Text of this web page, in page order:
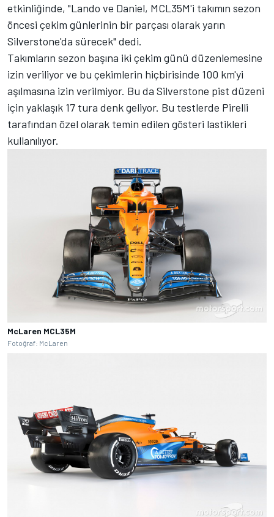
etkinliğinde, "Lando ve Daniel, MCL35M'i takımın sezon
öncesi çekim günlerinin bir parçası olarak yarın
Silverstone'da sürecek" dedi.
Takımların sezon başına iki çekim günü düzenlemesine
izin veriliyor ve bu çekimlerin hiçbirisinde 100 km'yi
aşılmasına izin verilmiyor. Bu da Silverstone pist düzeni
için yaklaşık 17 tura denk geliyor. Bu testlerde Pirelli
tarafından özel olarak temin edilen gösteri lastikleri
kullanılıyor.
McLaren MCL35M
Fotoğraf: McLaren